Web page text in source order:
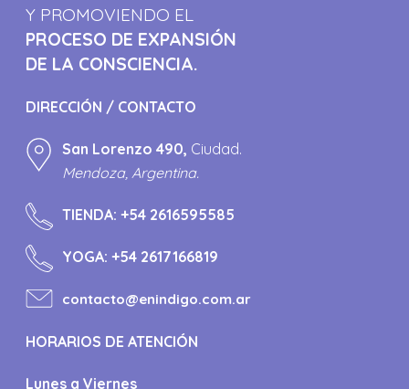
Y PROMOVIENDO EL
PROCESO DE EXPANSIÓN
DE LA CONSCIENCIA.
DIRECCIÓN / CONTACTO
San Lorenzo 490, Ciudad.
Mendoza, Argentina.
TIENDA:+54 2616595585
YOGA:+54 2617166819
contacto@enindigo.com.ar
HORARIOS DE ATENCIÓN
Lunes a Viernes